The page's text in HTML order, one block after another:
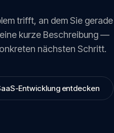
trifft, an dem Sie gerade
kurze Beschreibung —
nächsten Schritt.
Entwicklung entdecken